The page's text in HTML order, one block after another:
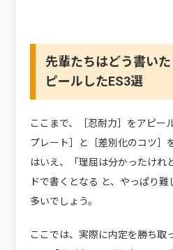
先輩たちはどう書い
ピールしたES3選
ここまで、［忍耐力］をアピー
プレート］と［差別化のコツ］
はいえ、「理屈は分かったけれ
ドで書くとなる と、やっぱり
多いでしょう。
ここでは、実際に内定を勝ち取